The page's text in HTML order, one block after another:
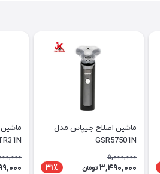
ماشین اصلاح جیپاس مدل
GSR57501N
5,000,000
3,490,000 تومان 31٪